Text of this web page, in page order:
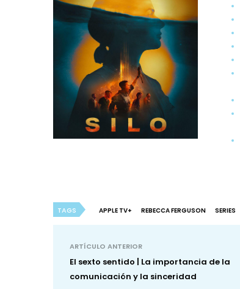
TAGS APPLE TV+ REBECCA FERGUSON SERIES
ARTÍCULO ANTERIOR
El sexto sentido | La importancia de la
comunicación y la sinceridad